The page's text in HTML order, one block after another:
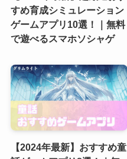
すめ育成シミュレーション
ゲームアプリ10選！｜無料
で遊べるスマホソシャゲ
【2024年最新】おすすめ童